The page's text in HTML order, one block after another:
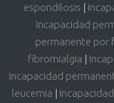
espondilosis |
Incapacidad
permanente por
fibromialgia |
Incapacidad
leucemia |